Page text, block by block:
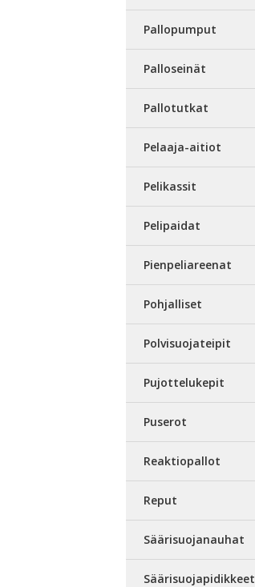
Pallopumput
Palloseinät
Pallotutkat
Pelaaja-aitiot
Pelikassit
Pelipaidat
Pienpeliareenat
Pohjalliset
Polvisuojateipit
Pujottelukepit
Puserot
Reaktiopallot
Reput
Säärisuojanauhat
Säärisuojapidikkeet